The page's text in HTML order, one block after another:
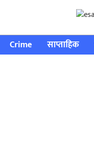
Crime साप्ताहिक